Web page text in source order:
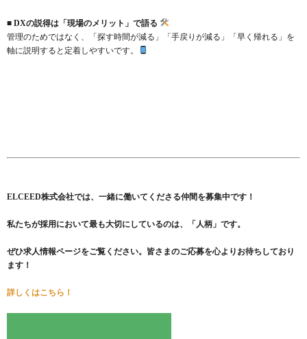
■ DXの説得は「現場のメリット」で語る
管理のためではなく、「探す時間が減る」「手戻りが減る」「早く帰れる」を
軸に説明すると定着しやすいです。
ELCEED株式会社では、一緒に働いてくださる仲間を募集中です！
私たちが採用において最も大切にしているのは、「人柄」です。
ぜひ求人情報ページをご覧ください。皆さまのご応募を心よりお待ちしており
ます！
詳しくはこちら！